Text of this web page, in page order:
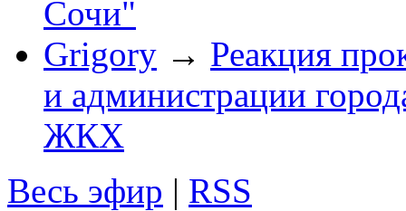
Сочи"
Grigory → Реакция
и администрации
ЖКХ
Весь эфир | RSS